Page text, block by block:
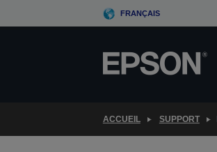
to
FRANÇAIS
ACCUEIL SUPPORT